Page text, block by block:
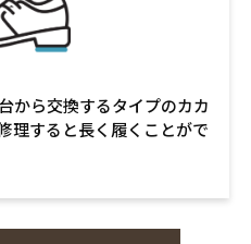
から交換するタイプのカカ
理すると長く履くことがで